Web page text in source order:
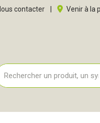
votre service
contacter Venir à la